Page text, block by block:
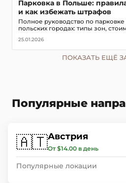
Парковка в Польше:
и как избежать штрафов
Полное руководство по парковке
польских городах: типы зон,
советы, чтобы не получить штраф
году
25.01.2026
ПОКАЗАТЬ ЕЩЁ
Популярные
🇦🇹Австрия
От $14.00 в день
Популярные локации